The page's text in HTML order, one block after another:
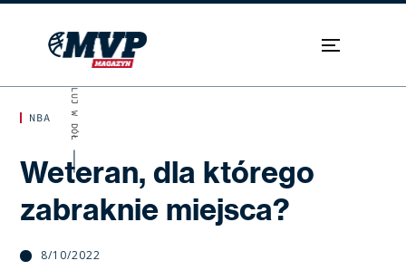
NBA
Weteran, dla którego
zabraknie miejsca?
8/10/2022
SKROLUJ W DÓŁ